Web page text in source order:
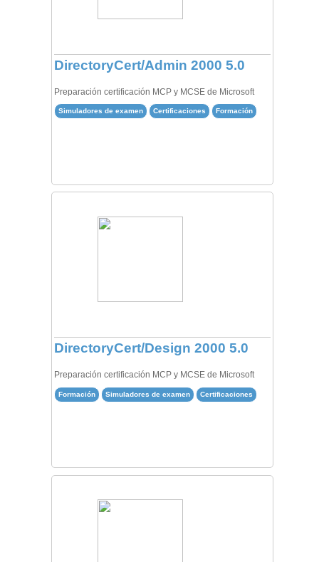
DirectoryCert/Admin 2000 5.0
Preparación certificación MCP y MCSE de Microsoft
Simuladores de examen Certificaciones Formación
DirectoryCert/Design 2000 5.0
Preparación certificación MCP y MCSE de Microsoft
Formación Simuladores de examen Certificaciones